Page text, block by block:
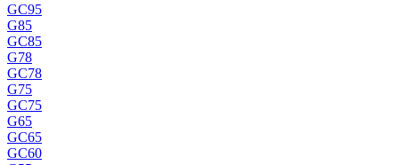
GC95
G85
GC85
G78
GC78
G75
GC75
G65
GC65
GC60